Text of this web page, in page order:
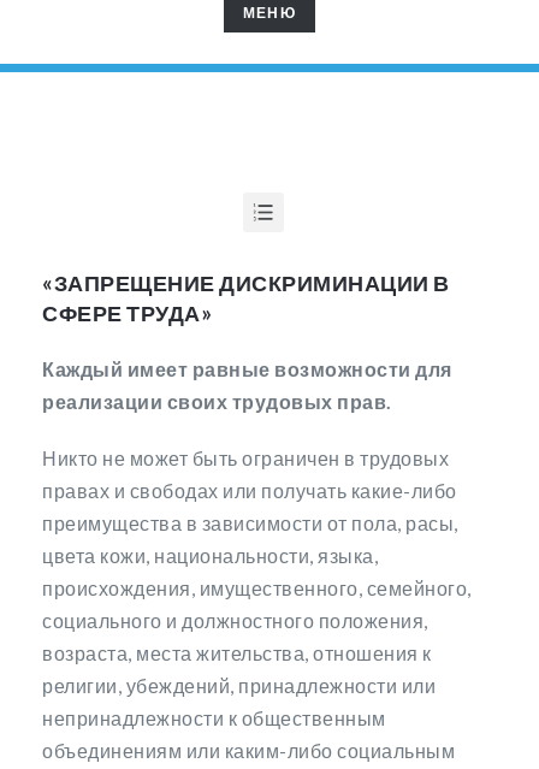
МЕНЮ
МЕНЮ
«ЗАПРЕЩЕНИЕ ДИСКРИМИНАЦИИ В
СФЕРЕ ТРУДА»
Каждый имеет равные возможности для
реализации своих трудовых прав.
Никто не может быть ограничен в трудовых
правах и свободах или получать какие-либо
преимущества в зависимости от пола, расы,
цвета кожи, национальности, языка,
происхождения, имущественного, семейного,
социального и должностного положения,
возраста, места жительства, отношения к
религии, убеждений, принадлежности или
непринадлежности к общественным
объединениям или каким-либо социальным